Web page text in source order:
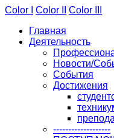
Color I
Color II
Color III
Главная
Деятельность
Новости/
События
Достижения
-------------------